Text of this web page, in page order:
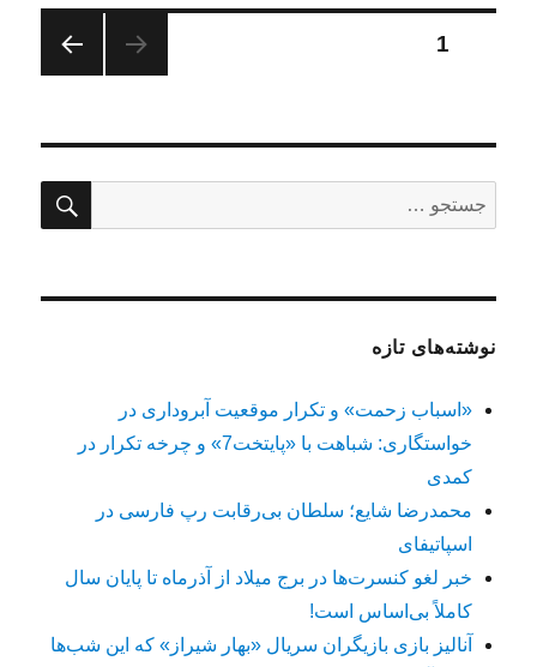
صفحه‌بندی
1
برای:
نوشته‌های تازه
«اسباب زحمت» و تکرار موقعیت آبروداری در
خواستگاری: شباهت با «پایتخت7» و چرخه تکرار در
کمدی
محمدرضا شایع؛ سلطان بی‌رقابت رپ فارسی در
اسپاتیفای
خبر لغو کنسرت‌ها در برج میلاد از آذرماه تا پایان سال
کاملاً بی‌اساس است!
آنالیز بازی بازیگران سریال «بهار شیراز» که این شب‌ها